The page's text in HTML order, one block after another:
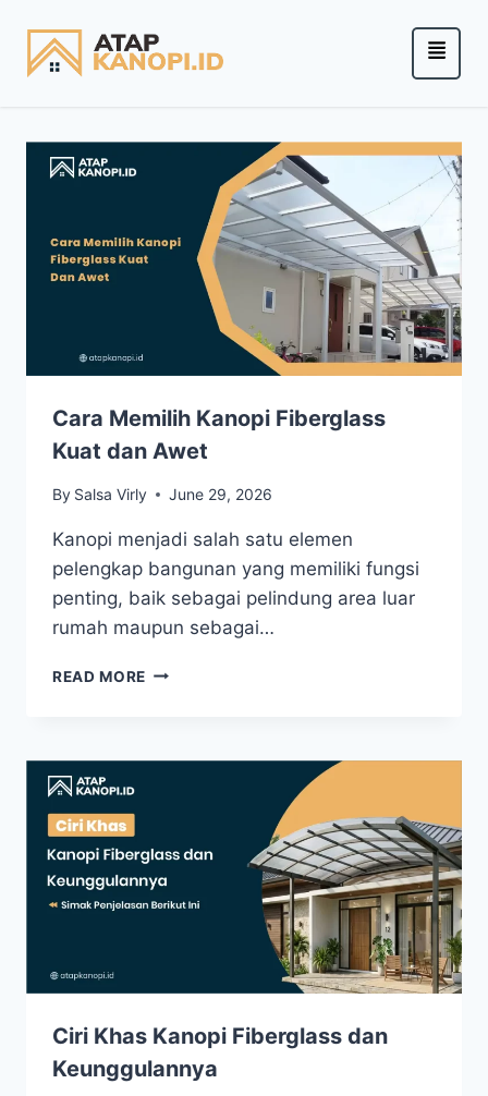
Cara Memilih Kanopi Fiberglass
Kuat dan Awet
By Salsa Virly June 29, 2026
Kanopi menjadi salah satu elemen
pelengkap bangunan yang memiliki fungsi
penting, baik sebagai pelindung area luar
rumah maupun sebagai…
READ MORE
Ciri Khas Kanopi Fiberglass dan
Keunggulannya